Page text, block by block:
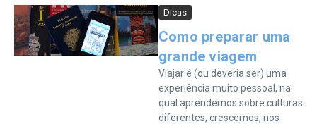
Dicas
Como preparar uma
grande viagem
Viajar é (ou deveria ser) uma
experiência muito pessoal, na
qual aprendemos sobre culturas
diferentes, crescemos, nos